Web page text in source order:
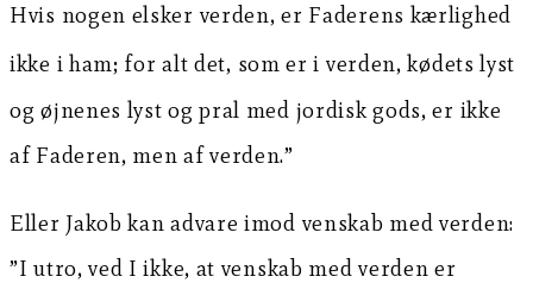
Hvis nogen elsker verden, er Faderens kærlighed
ikke i ham; for alt det, som er i verden, kødets lyst
og øjnenes lyst og pral med jordisk gods, er ikke
af Faderen, men af verden.”
Eller Jakob kan advare imod venskab med verden:
”I utro, ved I ikke, at venskab med verden er